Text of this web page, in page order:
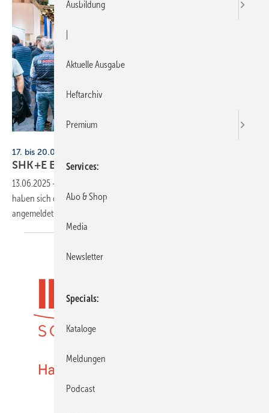
Alex Muchnik / Messe Essen
17. bis 20.03.2026, Messe Essen
SHK+E Essen jetzt schon gut
13.06.2025 -
haben sich die meisten großen Heizungshersteller bereits
angemeldet.
Ausbildung
Aktuelle Ausgabe
Heftarchiv
Premium
Services
Abo & Shop
Media
Newsletter
Specials
Kataloge
Meldungen
Podcast